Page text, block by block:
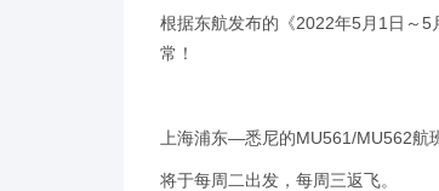
根据东航发布的《2022年5月1日～
常！
上海浦东—悉尼的MU561/MU562航
将于每周二出发，每周三返飞。